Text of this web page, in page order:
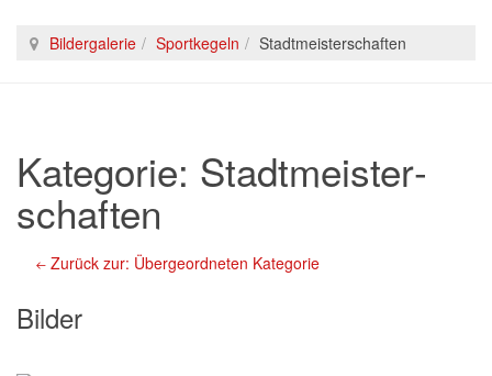
Bildergalerie Sportkegeln Stadtmeister­schaften
Kategorie: Stadtmeister­
schaften
Zurück zur: Übergeordneten Kategorie
Bilder